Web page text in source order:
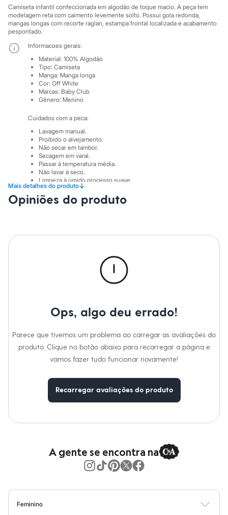
Sapatilhas
Tênis
Marcas
City
Clock House
Mindset
Sawary
Yessica
Moda esportiva
Acessórios
Blusas
Leggings
Shorts e Bermudas
Moda íntima
Calcinhas
Cintas e Modeladores
Pijamas
Sutiãs e Tops
Moda praia
Biquínis
Personagens
Plus size
Dia dos Pais
Inverno
Novidades
Camisetas e Regatas
Jeans
Bolsas e Mochilas
Chapéus e Bonés
Relógios
Calçados
Camiseta infantil confeccionada em algodão de toque macio. A peça tem
modelagem reta com caimento levemente solto. Possui gola redonda,
mangas longas com recorte raglan, estampa frontal localizada e acabamento
pespontado.
Mais detalhes do produto↓
Informacoes gerais:
Material: 100% Algodão
Tipo: Camiseta
Manga: Manga longa
Cor: Off White
Marcas: Baby Club
Gênero: Menino
Cuidados com a peca:
Lavagem manual.
Proibido o alvejamento.
Não secar em tambor.
Secagem em varal.
Passar à temperatura média.
Não lavar à seco.
Limpeza à úmido processo suave.
Opiniões do produto
Ops, algo deu errado!
Parece que tivemos um problema ao carregar as avaliações do
produto. Clique no botão abaixo para recarregar a página e
vamos fazer tudo funcionar novamente!
Recarregar avaliações do produto
A gente se encontra na
Feminino